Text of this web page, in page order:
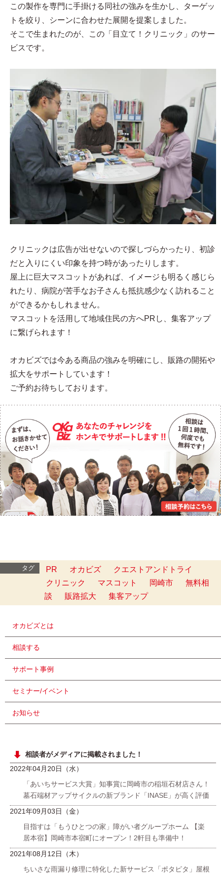
この製作を専門に手掛ける同社の強みを生かし、ターゲッ
トを絞り、シーンに合わせた展開を提案しました。
そこで生まれたのが、この「目立て！クリニック」のサー
ビスです。
クリニックは広告が出せないので探しづらかったり、初診
だと入りにくい印象を持つ時があったりします。
屋上に巨大マスコットがあれば、イメージも明るく感じら
れたり、病院が苦手なお子さんも抵抗感少なく訪れること
ができるかもしれません。
マスコットを活用して地域住民の方へPRし、集客アップ
に繋げられます！
オカビズでは今ある商品の強みを明確にし、販路の開拓や
拡大をサポートしています！
ご予約お待ちしております。
タグ PR オカビズ
クエストアンドトライ
クリニック
マスコット 岡崎市
無料相
談
販路拡大 集客アップ
オカビズとは
相談する
サポート事例
セミナー/イベント
お知らせ
相談者がメディアに掲載されました！
2022年04月20日（水）
「あいちサービス大賞」知事賞に岡崎市の稲垣石材店さん！
墓石端材アップサイクルの新ブランド「INASE」が高く評価
2021年09月03日（金）
目指すは「もうひとつの家」障がい者グループホーム 【楽
居本宿】岡崎市本宿町にオープン！2軒目も準備中！
2021年08月12日（木）
ちいさな雨漏り修理に特化した新サービス「ポタピタ」屋根